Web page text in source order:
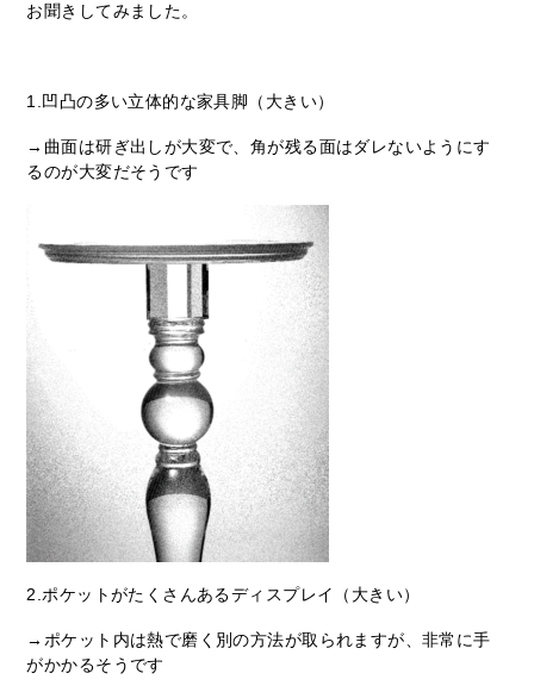
お聞きしてみました。
1.凹凸の多い立体的な家具脚（大きい）
→曲面は研ぎ出しが大変で、角が残る面はダレないようにす
るのが大変だそうです
2.ポケットがたくさんあるディスプレイ（大きい）
→ポケット内は熱で磨く別の方法が取られますが、非常に手
がかかるそうです